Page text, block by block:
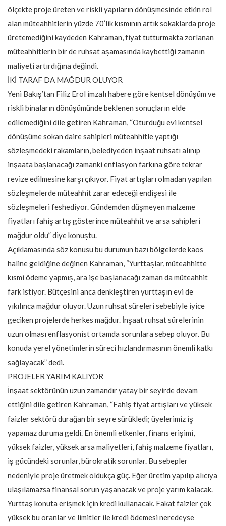
ölçekte proje üreten ve riskli yapıların dönüşmesinde etkin rol
alan müteahhitlerin yüzde 70’lik kısmının artık sokaklarda proje
üretemediğini kaydeden Kahraman, fiyat tutturmakta zorlanan
müteahhitlerin bir de ruhsat aşamasında kaybettiği zamanın
maliyeti artırdığına değindi.
İKİ TARAF DA MAĞDUR OLUYOR
Yeni Bakış’tan Filiz Erol imzalı habere göre kentsel dönüşüm ve
riskli binaların dönüşümünde beklenen sonuçların elde
edilemediğini dile getiren Kahraman, “Oturduğu evi kentsel
dönüşüme sokan daire sahipleri müteahhitle yaptığı
sözleşmedeki rakamların, belediyeden inşaat ruhsatı alınıp
inşaata başlanacağı zamanki enflasyon farkına göre tekrar
revize edilmesine karşı çıkıyor. Fiyat artışları olmadan yapılan
sözleşmelerde müteahhit zarar edeceği endişesi ile
sözleşmeleri feshediyor. Gündemden düşmeyen malzeme
fiyatları fahiş artış gösterince müteahhit ve arsa sahipleri
mağdur oldu” diye konuştu.
Açıklamasında söz konusu bu durumun bazı bölgelerde kaos
haline geldiğine değinen Kahraman, “Yurttaşlar, müteahhitte
kısmi ödeme yapmış, ara işe başlanacağı zaman da müteahhit
fark istiyor. Bütçesini anca denkleştiren yurttaşın evi de
yıkılınca mağdur oluyor. Uzun ruhsat süreleri sebebiyle iyice
geciken projelerde herkes mağdur. İnşaat ruhsat sürelerinin
uzun olması enflasyonist ortamda sorunlara sebep oluyor. Bu
konuda yerel yönetimlerin süreci hızlandırmasının önemli katkı
sağlayacak” dedi.
PROJELER YARIM KALIYOR
İnşaat sektörünün uzun zamandır yatay bir seyirde devam
ettiğini dile getiren Kahraman, “Fahiş fiyat artışları ve yüksek
faizler sektörü durağan bir seyre sürükledi; üyelerimiz iş
yapamaz duruma geldi. En önemli etkenler, finans erişimi,
yüksek faizler, yüksek arsa maliyetleri, fahiş malzeme fiyatları,
iş gücündeki sorunlar, bürokratik sorunlar. Bu sebepler
nedeniyle proje üretmek oldukça güç. Eğer üretim yapılıp alıcıya
ulaşılamazsa finansal sorun yaşanacak ve proje yarım kalacak.
Yurttaş konuta erişmek için kredi kullanacak. Fakat faizler çok
yüksek bu oranlar ve limitler ile kredi ödemesi neredeyse